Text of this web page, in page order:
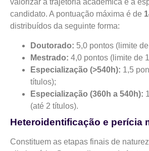
valorizar a trajetória acadêmica e a
candidato. A pontuação máxima é de
distribuídos da seguinte forma:
Doutorado: 5,0 pontos (limite
Mestrado: 4,0 pontos (limite de
Especialização (>540h): 1,5
títulos);
Especialização (360h a 540h):
(até 2 títulos).
Heteroidentificação e perícia
Constituem as etapas finais de